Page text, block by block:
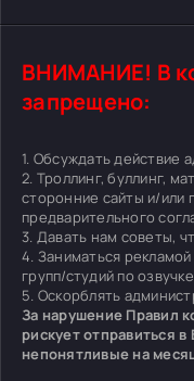
ВНИМАНИЕ! В
запрещено:
1. Обсуждать действие
2. Троллинг, буллинг,
сторонние сайты и/или
предварительного
3. Давать нам советы,
4. Заниматься
групп/студий по
5. Оскорблять
За нарушение Правил
рискует отправиться
непонятливые на